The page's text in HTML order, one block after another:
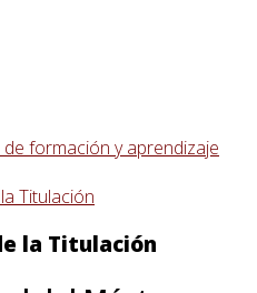
formación y aprendizaje
Titulación
la Titulación